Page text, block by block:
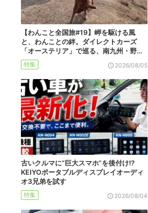
【わんこと全国旅#19】岬を駆ける風
と、わんことの絆。ダイレクトカーズ
「オーステリア」で巡る、南九州・野…
特集 2026/08/05
古いクルマに“巨大スマホ”を後付け!?
KEIYOポータブルディスプレイオーディ
オ3兄弟を試す
特集 2026/08/04